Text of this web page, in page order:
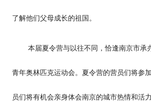
了解他们父母成长的祖国。
本届夏令营与以往不同，恰逢南京市承
青年奥林匹克运动会。夏令营的营员们将参
员们将有机会亲身体会南京的城市热情和活